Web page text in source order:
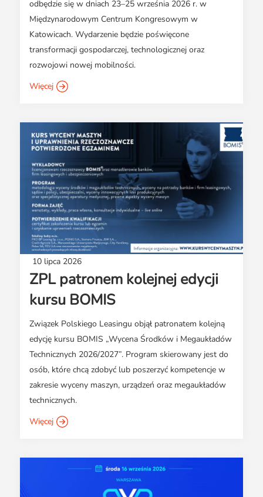
odbędzie się w dniach 23–25 września 2026 r. w
Międzynarodowym Centrum Kongresowym w
Katowicach. Wydarzenie będzie poświęcone
transformacji gospodarczej, technologicznej oraz
rozwojowi nowej mobilności.
Więcej
10 lipca 2026
ZPL patronem kolejnej edycji
kursu BOMIS
Związek Polskiego Leasingu objął patronatem kolejną
edycję kursu BOMIS „Wycena Środków i Megaukładów
Technicznych 2026/2027”. Program skierowany jest do
osób, które chcą zdobyć lub poszerzyć kompetencje w
zakresie wyceny maszyn, urządzeń oraz megaukładów
technicznych.
Więcej